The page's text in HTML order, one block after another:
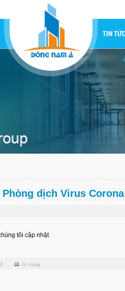
. TIN
dịch Virus
tôi cập nhật
In trang